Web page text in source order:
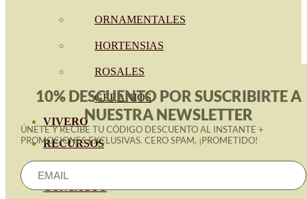
ORNAMENTALES
HORTENSIAS
ROSALES
GERANIOS
VIVERO
RECURSOS
BLOG
CONTACTO
10% DESCUENTO POR SUSCRIBIRTE A
NUESTRA NEWSLETTER
ÚNETE Y RECIBE TU CÓDIGO DESCUENTO AL INSTANTE +
PROMOCIONES EXCLUSIVAS. CERO SPAM, ¡PROMETIDO!